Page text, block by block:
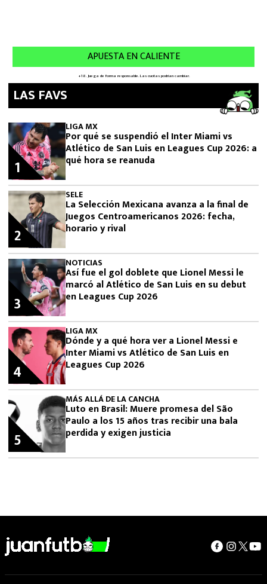
LAS FAVS
LIGA MX
Por qué se suspendió el Inter Miami vs
Atlético de San Luis en Leagues Cup 2026: a
qué hora se reanuda
1
SELE
La Selección Mexicana avanza a la final de
Juegos Centroamericanos 2026: fecha,
horario y rival
2
NOTICIAS
Así fue el gol doblete que Lionel Messi le
marcó al Atlético de San Luis en su debut
en Leagues Cup 2026
3
LIGA MX
Dónde y a qué hora ver a Lionel Messi e
Inter Miami vs Atlético de San Luis en
Leagues Cup 2026
4
MÁS ALLÁ DE LA CANCHA
Luto en Brasil: Muere promesa del São
Paulo a los 15 años tras recibir una bala
perdida y exigen justicia
5